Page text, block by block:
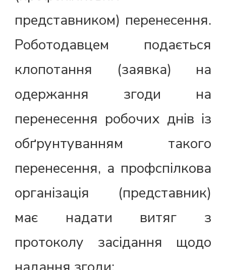
представником) перенесення.
Роботодавцем подається
клопотання (заявка) на
одержання згоди на
перенесення робочих днів із
обґрунтуванням такого
перенесення, а профспілкова
організація (представник)
має надати витяг з
протоколу засідання щодо